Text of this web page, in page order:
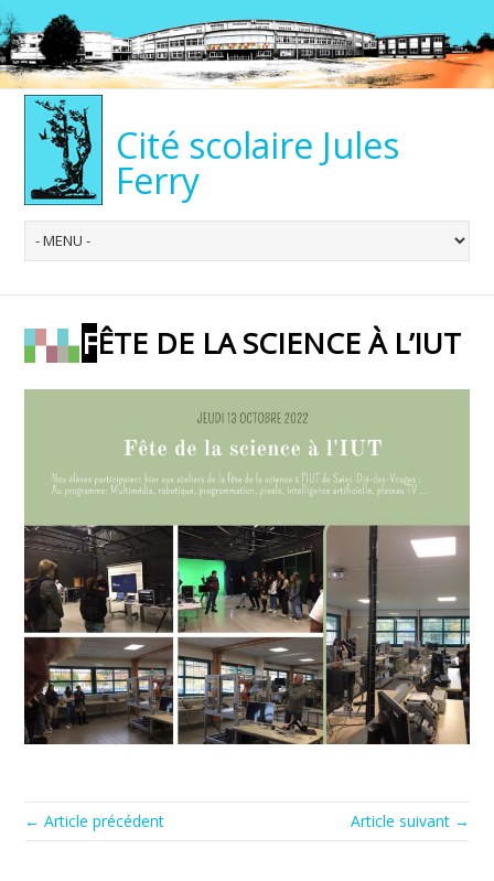
Cité scolaire Jules
Ferry
FÊTE DE LA SCIENCE À L’IUT
← Article précédent Article suivant →